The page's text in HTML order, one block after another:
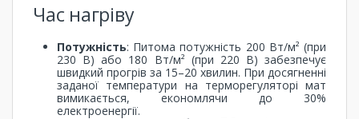
Час нагріву
Потужність: Питома потужність 200 Вт/м² (при
230 В) або 180 Вт/м² (при 220 В) забезпечує
швидкий прогрів за 15–20 хвилин. При досягненні
заданої температури на терморегуляторі мат
вимикається, економлячи до 30%
електроенергії.